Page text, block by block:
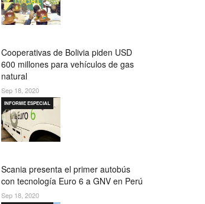
Cooperativas de Bolivia piden USD
600 millones para vehículos de gas
natural
Sep 18, 2020
Scania presenta el primer autobús
con tecnología Euro 6 a GNV en Perú
INFORME ESPECIAL
Sep 18, 2020